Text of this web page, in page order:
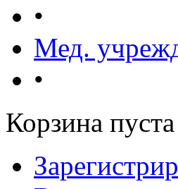
•
Мед.
•
Корзина пуста